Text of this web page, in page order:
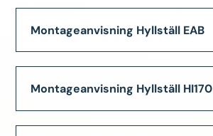
Montageanvisning Hyllställ EAB
Montageanvisning Hyllställ HI170